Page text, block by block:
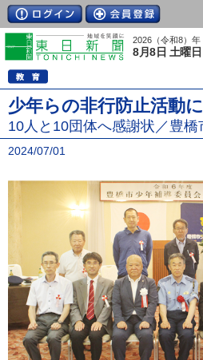
2026（令和8）年
8月8日 土曜日
少年らの非行防止活動
10人と10団体へ感謝状／豊
2024/07/01